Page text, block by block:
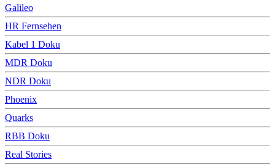
Galileo
HR Fernsehen
Kabel 1 Doku
MDR Doku
NDR Doku
Phoenix
Quarks
RBB Doku
Real Stories